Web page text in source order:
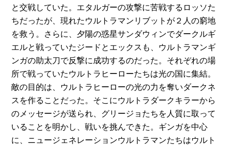
と交戦していた。エタルガーの攻撃に苦戦するロッソた
ちだったが、現れたウルトラマンリブットが２人の窮地
を救う。さらに、夕陽の惑星サンダウィンでダークルギ
エルと戦っていたジードとエックスも、ウルトラマンギ
ンガの助太刀で反撃に成功するのだった。それぞれの場
所で戦っていたウルトラヒーローたちは光の国に集結。
敵の目的は、ウルトラヒーローの光の力を奪いダークネ
スを作ることだった。そこにウルトラダークキラーから
のメッセージが送られ、グリージョたちを人質に取って
いることを明かし、戦いを挑んできた。ギンガを中心
に、ニュージェネレーションウルトラマンたちはウルト